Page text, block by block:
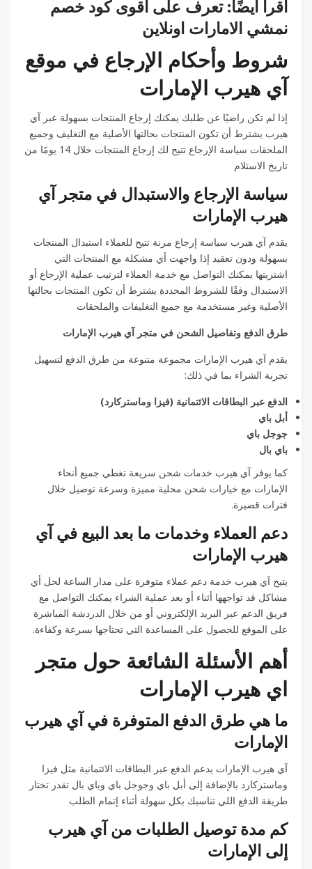
اقرأ أيضًا: تعرف على أقوى كود خصم
نمشي الامارات اونلاين
شروط وأحكام الإرجاع في موقع
آي هيرب الإمارات
إذا لم تكن راضيًا عن طلبك يمكنك إرجاع المنتجات بسهولة عبر آي
هيرب يشترط أن تكون المنتجات بحالتها الأصلية مع التغليف وجميع
الملحقات سياسة الإرجاع تتيح لك إرجاع المنتجات خلال 14 يومًا من
تاريخ الاستلام
سياسة الإرجاع والاستبدال في متجر آي
هيرب الإمارات
يقدم آي هيرب سياسة إرجاع مرنة تتيح للعملاء استبدال المنتجات
بسهولة ودون تعقيد إذا واجهت أي مشكلة مع المنتجات التي
اشتريتها يمكنك التواصل مع خدمة العملاء لترتيب عملية الإرجاع أو
الاستبدال وفقًا للشروط المحددة يشترط أن تكون المنتجات بحالتها
الأصلية وغير مستخدمة مع جميع التغليفات والملحقات
طرق الدفع وتفاصيل الشحن في متجر آي هيرب الإمارات
يقدم آي هيرب الإمارات مجموعة متنوعة من طرق الدفع لتسهيل
تجربة الشراء بما في ذلك:
الدفع عبر البطاقات الائتمانية (فيزا وماستركارد)
أبل باي
جوجل باي
باي بال
كما يوفر آي هيرب خدمات شحن سريعة تغطي جميع أنحاء
الإمارات مع خيارات شحن محلية مميزة وسرعة توصيل خلال
فترات قصيرة.
دعم العملاء وخدمات ما بعد البيع في آي
هيرب الإمارات
يتيح آي هيرب خدمة دعم عملاء متوفرة على مدار الساعة لحل أي
مشاكل قد تواجهها أثناء أو بعد عملية الشراء يمكنك التواصل مع
فريق الدعم عبر البريد الإلكتروني أو من خلال الدردشة المباشرة
على الموقع للحصول على المساعدة التي تحتاجها بسرعة وكفاءة.
أهم الأسئلة الشائعة حول متجر
اي هيرب الإمارات
ما هي طرق الدفع المتوفرة في آي هيرب
الإمارات
آي هيرب الإمارات يدعم الدفع عبر البطاقات الائتمانية مثل فيزا
وماستركارد بالإضافة إلى أبل باي وجوجل باي وباي بال تقدر تختار
طريقة الدفع اللي تناسبك بكل سهولة أثناء إتمام الطلب
كم مدة توصيل الطلبات من آي هيرب
إلى الإمارات